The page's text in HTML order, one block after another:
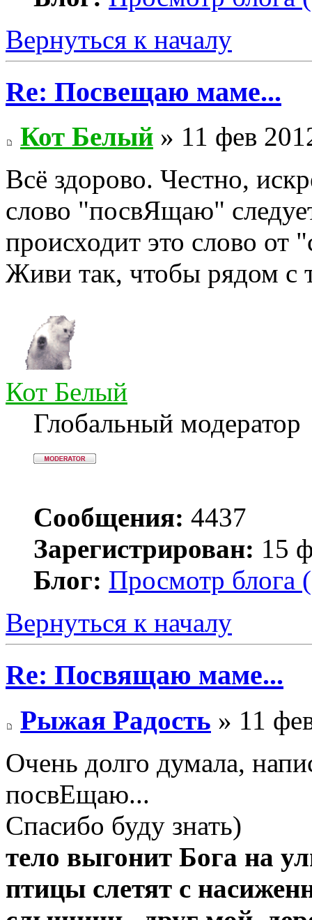
Вернуться к началу
Re: Посвещаю маме...
Кот Белый » 11 фев
Всё здорово. Честно,
слово "посвЯщаю"
происходит это слово от
Живи так, чтобы рядом с
Кот Белый
Глобальный модератор
Сообщения: 4437
Зарегистрирован: 15
Блог: Просмотр блога
Вернуться к началу
Re: Посвящаю маме...
Рыжая Радость » 11
Очень долго думала,
посвЕщаю...
Спасибо буду знать)
тело выгонит Бога на
птицы слетят с